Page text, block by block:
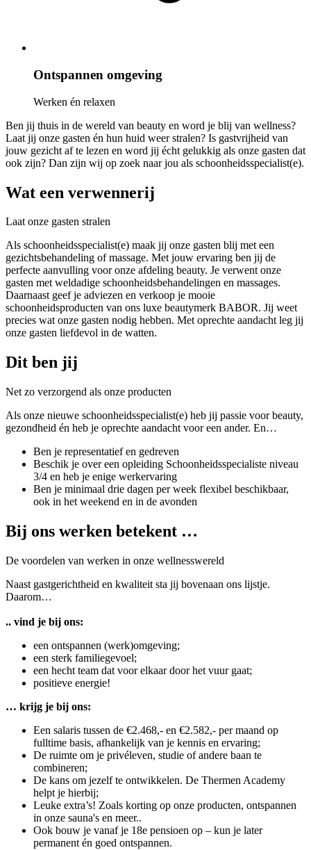
Ontspannen omgeving
Werken én relaxen
Ben jij thuis in de wereld van beauty en word je blij van wellness?
Laat jij onze gasten én hun huid weer stralen? Is gastvrijheid van
jouw gezicht af te lezen en word jij écht gelukkig als onze gasten dat
ook zijn? Dan zijn wij op zoek naar jou als schoonheidsspecialist(e).
Wat een verwennerij
Laat onze gasten stralen
Als schoonheidsspecialist(e) maak jij onze gasten blij met een
gezichtsbehandeling of massage. Met jouw ervaring ben jij de
perfecte aanvulling voor onze afdeling beauty. Je verwent onze
gasten met weldadige schoonheidsbehandelingen en massages.
Daarnaast geef je adviezen en verkoop je mooie
schoonheidsproducten van ons luxe beautymerk BABOR. Jij weet
precies wat onze gasten nodig hebben. Met oprechte aandacht leg jij
onze gasten liefdevol in de watten.
Dit ben jij
Net zo verzorgend als onze producten
Als onze nieuwe schoonheidsspecialist(e) heb jij passie voor beauty,
gezondheid én heb je oprechte aandacht voor een ander. En…
Ben je representatief en gedreven
Beschik je over een opleiding Schoonheidsspecialiste niveau
3/4 en heb je enige werkervaring
Ben je minimaal drie dagen per week flexibel beschikbaar,
ook in het weekend en in de avonden
Bij ons werken betekent …
De voordelen van werken in onze wellnesswereld
Naast gastgerichtheid en kwaliteit sta jij bovenaan ons lijstje.
Daarom…
.. vind je bij ons:
een ontspannen (werk)omgeving;
een sterk familiegevoel;
een hecht team dat voor elkaar door het vuur gaat;
positieve energie!
… krijg je bij ons:
Een salaris tussen de €2.468,- en €2.582,- per maand op
fulltime basis, afhankelijk van je kennis en ervaring;
De ruimte om je privéleven, studie of andere baan te
combineren;
De kans om jezelf te ontwikkelen. De Thermen Academy
helpt je hierbij;
Leuke extra’s! Zoals korting op onze producten, ontspannen
in onze sauna's en meer..
Ook bouw je vanaf je 18e pensioen op – kun je later
permanent én goed ontspannen.